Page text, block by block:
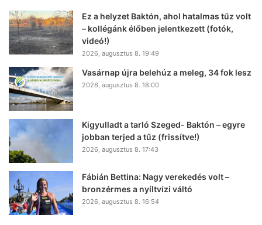
Ez a helyzet Baktón, ahol hatalmas tűz volt
– kollégánk élőben jelentkezett (fotók,
videó!)
2026, augusztus 8. 19:49
Vasárnap újra belehúz a meleg, 34 fok lesz
2026, augusztus 8. 18:00
Kigyulladt a tarló Szeged- Baktón – egyre
jobban terjed a tűz (frissítve!)
2026, augusztus 8. 17:43
Fábián Bettina: Nagy verekedés volt –
bronzérmes a nyíltvízi váltó
2026, augusztus 8. 16:54